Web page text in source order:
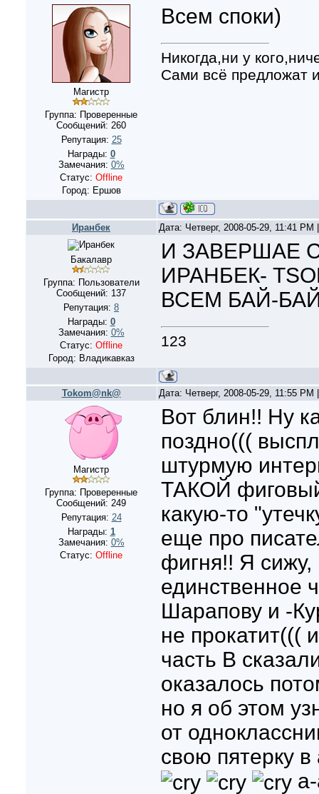
Магистр
Группа: Проверенные
Сообщений: 260
Репутация: 25
Награды: 0
Замечания: 0%
Статус: Offline
Город: Ершов
Всем споки)
Никогда,ни у
Сами всё предложат
Иранбек Дата: Четверг, 2008-05-29, 11:41
Бакалавр
Группа: Пользователи
Сообщений: 137
Репутация: 8
Награды: 0
Замечания: 0%
Статус: Offline
Город: Владикавказ
И ЗАВЕРШАЕ
ИРАНБЕК-
ВСЕМ БАЙ-
123
Tokom@nk@ Дата: Четверг, 2008-05-29, 11:55
Магистр
Группа: Проверенные
Сообщений: 249
Репутация: 24
Награды: 1
Замечания: 0%
Статус: Offline
Вот блин!! Ну
поздно(((
штурмую
ТАКОЙ
какую-то
еще про
фигня!! Я сижу,
единственное
Шарапову и -
не прокатит(((
часть В
оказалось
но я об этом
от
свою пятерку в
а-